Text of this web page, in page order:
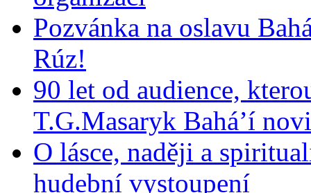
Pozvánka na oslavu
Rúz!
90 let od audience,
T.G.Masaryk Bahá’í
O lásce, naději a
hudební vystoupení